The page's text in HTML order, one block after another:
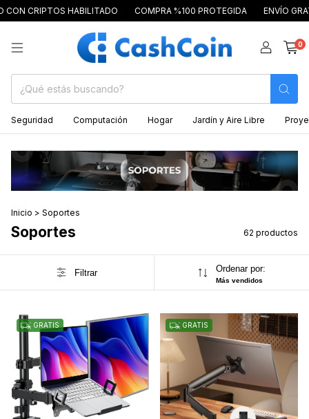
HABILITADO COMPRA %100 PROTEGIDA ENVÍO GRATIS A
0
Seguridad Computación Hogar Jardín y Aire Libre
Inicio > Soportes
Soportes 62 productos
Filtrar Ordenar por:
Más vendidos
GRATIS GRATIS